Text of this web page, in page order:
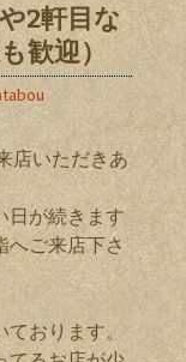
2軒目な
歓迎）
店いただきあ
日が続きます
へご来店下さ
おります。